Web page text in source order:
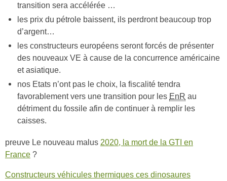
transition sera accélérée …
les prix du pétrole baissent, ils perdront beaucoup trop
d’argent…
les constructeurs européens seront forcés de présenter
des nouveaux VE à cause de la concurrence américaine
et asiatique.
nos Etats n’ont pas le choix, la fiscalité tendra
favorablement vers une transition pour les EnR au
détriment du fossile afin de continuer à remplir les
caisses.
preuve Le nouveau malus 2020, la mort de la GTI en
France ?
Constructeurs véhicules thermiques ces dinosaures